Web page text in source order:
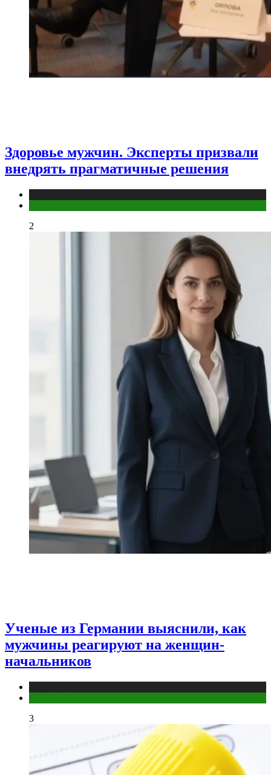
Здоровье мужчин. Эксперты призвали
внедрять прагматичные решения
2
Ученые из Германии выяснили, как
мужчины реагируют на женщин-
начальников
3